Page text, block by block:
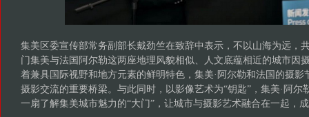
集美区委宣传部常务副部长戴劲竺在致辞中表示，不以山海为远，
门集美与法国阿尔勒这两座地理风貌相似、人文底蕴相近的城市因
着兼具国际视野和地方元素的鲜明特色，集美·阿尔勒和法国的摄影
摄影交流的重要桥梁。与此同时，以影像艺术为“钥匙”，集美·阿尔
一扇了解集美城市魅力的“大门”，让城市与摄影艺术融合在一起，